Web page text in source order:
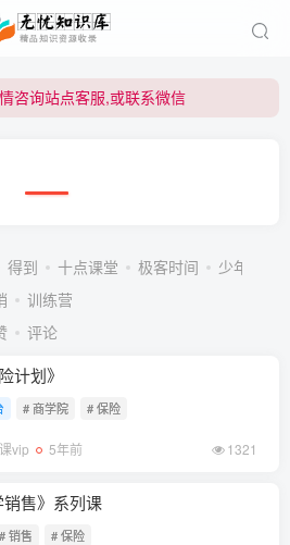
咨询站点客服,或联系微信
咨询站点客服,或联系微信
得到 十点课堂 极客时间
少年得到
训练营
评论
计划》
# 商学院 # 保险
vip 5年前 1321
销售》系列课
# 销售 # 保险